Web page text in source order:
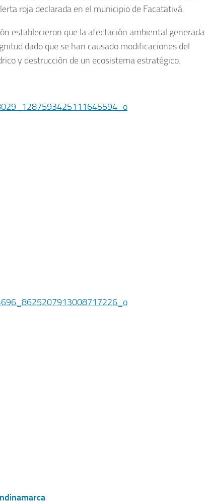
roja declarada en el municipio de Facatativá.
establecieron que la afectación ambiental generada
dado que se han causado modificaciones del
y destrucción de un ecosistema estratégico.